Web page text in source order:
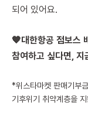
되어 있어요.
🧡대한항공 점보스
참여하고 싶다면, 지
*위스타마켓 판매기부
기후위기 취약계층을